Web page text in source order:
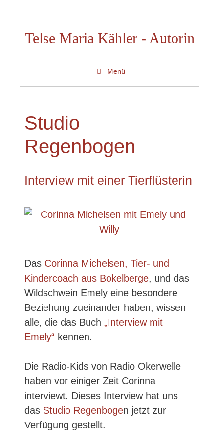
springenTelse Maria Kähler - Autorin
Menü
Studio
Regenbogen
Interview mit einer Tierflüsterin
Das Corinna Michelsen, Tier- und
Kindercoach aus Bokelberge, und das
Wildschwein Emely eine besondere
Beziehung zueinander haben, wissen
alle, die das Buch „Interview mit
Emely“ kennen.
Die Radio-Kids von Radio Okerwelle
haben vor einiger Zeit Corinna
interviewt. Dieses Interview hat uns
das Studio Regenbogen jetzt zur
Verfügung gestellt.